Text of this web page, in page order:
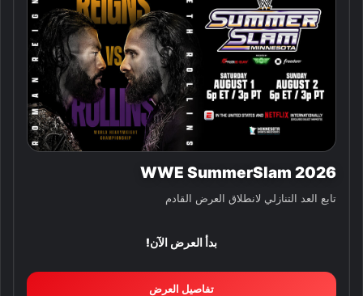
WWE SummerSlam 2026
تابع العد التنازلي لانطلاق العرض القادم
بدأ العرض الآن!
تفاصيل العرض